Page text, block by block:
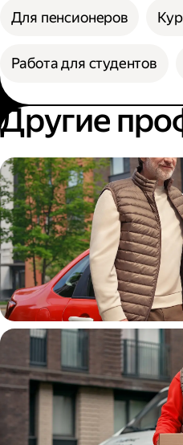
Для пенсионеров
Работа для студентов
Другие
Автокурьер